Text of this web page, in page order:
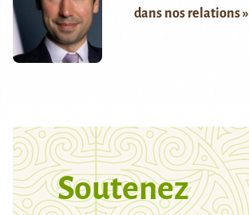
dans nos relations »
Soutenez